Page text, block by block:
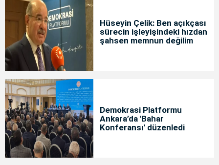
Hüseyin Çelik: Ben açıkçası
sürecin işleyişindeki hızdan
şahsen memnun değilim
Demokrasi Platformu
Ankara’da 'Bahar
Konferansı' düzenledi